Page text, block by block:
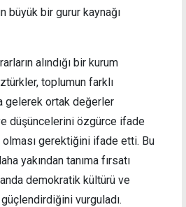
büyük bir gurur kaynağı
alındığı bir kurum
toplumun farklı
gelerek ortak değerler
düşüncelerini özgürce ifade
gerektiğini ifade etti. Bu
yakından tanıma fırsatı
demokratik kültürü ve
vurguladı.